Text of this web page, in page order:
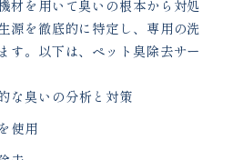
材を用いて臭いの根本から対処
源を徹底的に特定し、専用の洗
す。以下は、ペット臭除去サー
な臭いの分析と対策
使用